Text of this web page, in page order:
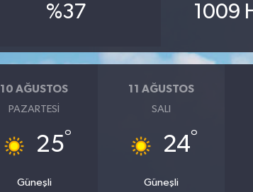
%37 1009
10 AĞUSTOS
PAZARTESI
25°
Güneşli
11 AĞUSTOS
SALI
24°
Güneşli